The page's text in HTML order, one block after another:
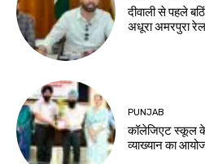
दीवाली से पहले
अधूरा अमरपुरा
PUNJAB
कॉलेजिएट स्कूल के
व्याख्यान का